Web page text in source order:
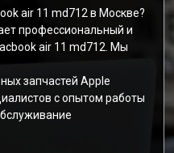
air 11 md712 в Москве?
профессиональный и
air 11 md712. Мы
запчастей Apple
с опытом работы